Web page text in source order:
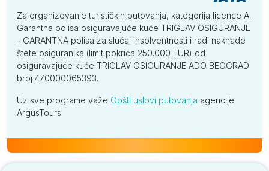
Za organizovanje turističkih putovanja, kategorija licence A.
Garantna polisa osiguravajuće kuće TRIGLAV OSIGURANJE
- GARANTNA polisa za slučaj insolventnosti i radi naknade
štete osiguranika (limit pokrića 250.000 EUR) od
osiguravajuće kuće TRIGLAV OSIGURANJE ADO BEOGRAD
broj 470000065393.
Uz sve programe važe Opšti uslovi putovanja agencije
ArgusTours.